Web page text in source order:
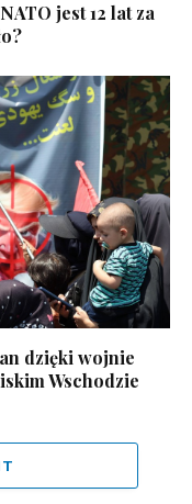
jest 12 lat za
dzięki wojnie
Wschodzie